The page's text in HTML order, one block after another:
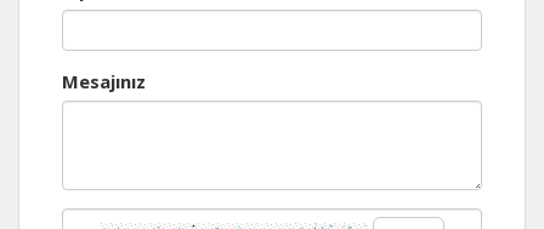
Mesajınız